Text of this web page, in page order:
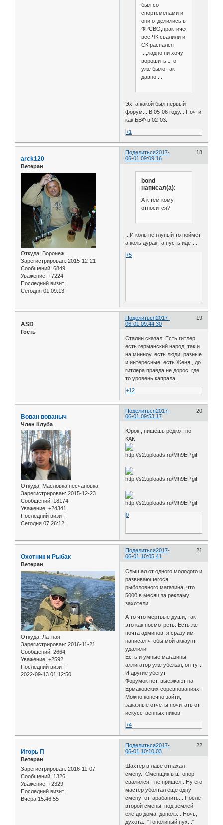
был со
спортсменами и
они отделились в
ФРСВО,практически
все ЧК свалили и
СК распался
...,ладно ни хочу
ворошить это
уже было так
давно ....
Эх, а какой был первый
форум... В 05-06 году... Почти
как БВФ в 02-03.
+1
Поделиться 18
2017-
06-01 09:09:16
arck120
Ветеран
Откуда: Воронеж
Зарегистрирован: 2015-12-21
Сообщений: 6849
Уважение: +7224
Последний визит:
Сегодня 01:09:13
bond
написал(а):
А к тем кому
относится?
...И коль не глупый то поймет,
а коль дурак та пусть идет....
+5
Поделиться 19
2017-
06-01 09:44:30
ASD
Гость
Сталин сказал, Есть гитлер,
есть германский народ, так и
на минноу, есть люди, разные
и интересные, есть Женя , до
гитлера правда не дорос, где
то уровень капрала.
+12
Поделиться 20
2017-
06-01 09:53:17
Вован вованыч
Член Клуба
Откуда: Масловка песчановка
Зарегистрирован: 2015-12-23
Сообщений: 18174
Уважение: +24341
Последний визит:
Сегодня 07:26:12
Юрок , пишешь редко , но
КАК
0
Поделиться 21
2017-
06-01 10:05:41
Охотник и Рыбак
Ветеран
Откуда: Латная
Зарегистрирован: 2016-11-21
Сообщений: 2664
Уважение: +2592
Последний визит:
2022-09-13 01:12:50
Слышал от одного молодого и
развивающегося
рыболовного магазина, что
5000 в месяц за рекламу
захотели.
А то что мёртвые души, так
это как посмотреть. Есть же
почта админов, я сразу им
написал чтобы мой аккаунт
удалили.
Есть и умные магазины,
аллигатор уже убежал, он тут.
И другие убегут.
Форумок нет, выезжают на
Ермаковских соревнованиях.
Можно конечно зайти,
заказные отчёты почитать от
искусственных ников.
+4
Поделиться 22
2017-
06-01 10:10:03
Игорь П
Ветеран
Зарегистрирован: 2016-11-07
Сообщений: 1326
Уважение: +2329
Последний визит:
Вчера 15:46:55
Шахтер в лаве отпахал
смену.. Сменщик в штопор
свалился - не пришел.. Ну его
мастер уболтал ещё одну
смену оттарабанить... После
второй смены под землей
еле до дома дополз... Ночь,
духота.. "Тополиный пух..."